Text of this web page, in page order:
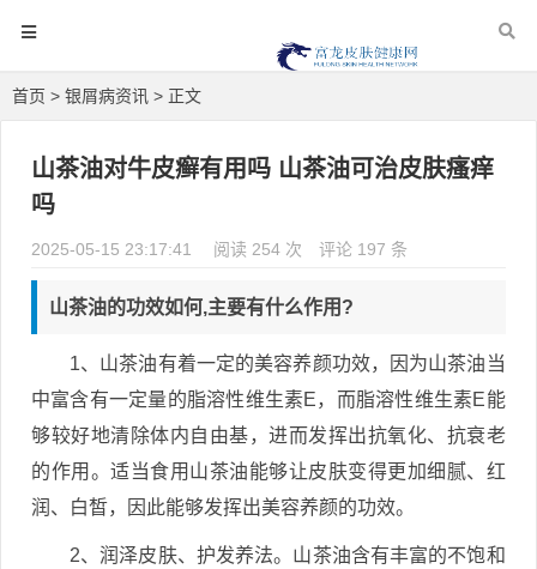
首页 > 银屑病资讯 > 正文
山茶油对牛皮癣有用吗 山茶油可治皮肤瘙痒
吗
2025-05-15 23:17:41 阅读 254 次 评论 197 条
山茶油的功效如何,主要有什么作用?
1、山茶油有着一定的美容养颜功效，因为山茶油当
中富含有一定量的脂溶性维生素E，而脂溶性维生素E能
够较好地清除体内自由基，进而发挥出抗氧化、抗衰老
的作用。适当食用山茶油能够让皮肤变得更加细腻、红
润、白皙，因此能够发挥出美容养颜的功效。
2、润泽皮肤、护发养法。山茶油含有丰富的不饱和